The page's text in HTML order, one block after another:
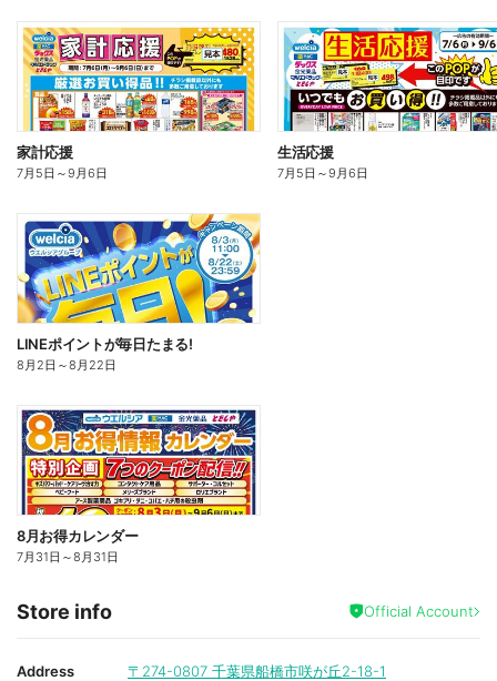
家計応援
7月5日 ～9月6日
生活応援
7月5日 ～9月6日
LINEポイントが毎日たまる!
8月2日 ～8月22日
8月お得カレンダー
7月31日 ～8月31日
Store info Official Account
Address 〒274-0807 千葉県船橋市咲が丘2-18-1